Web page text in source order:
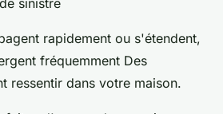
rapidement ou s'étendent,
fréquemment Des
ressentir dans votre maison.